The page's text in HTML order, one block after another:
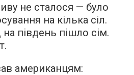
не сталося — було
на кілька сіл.
південь пішло сім.
американцям: